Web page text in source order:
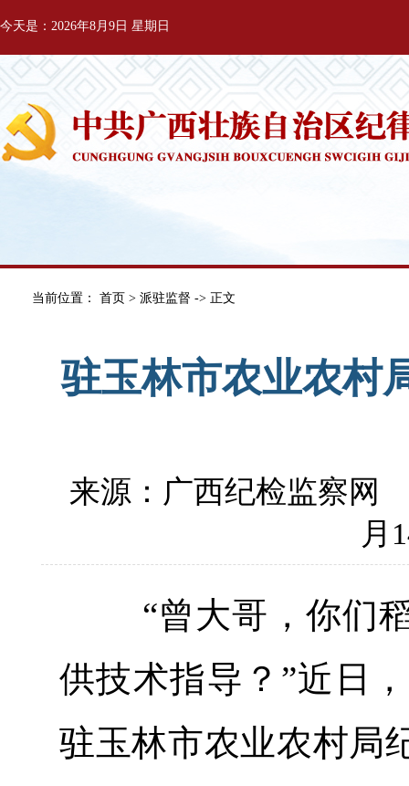
今天是：2026年8月9日 星期日
当前位置： 首页 > 派驻监督 -> 正文
驻玉林市农业农村
来源：广西纪检监察网
月
“曾大哥，你们稻
供技术指导？”近日
驻玉林市农业农村局